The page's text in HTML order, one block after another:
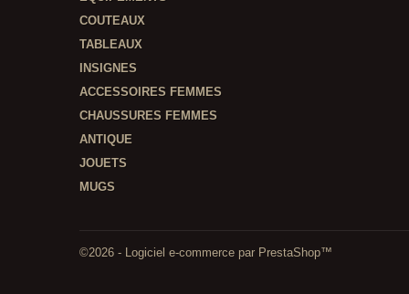
COUTEAUX
TABLEAUX
INSIGNES
ACCESSOIRES FEMMES
CHAUSSURES FEMMES
ANTIQUE
JOUETS
MUGS
©2026 - Logiciel e-commerce par PrestaShop™